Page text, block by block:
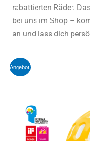
rabattierten Räder.
bei uns im Shop –
an und lass dich
Angebot!